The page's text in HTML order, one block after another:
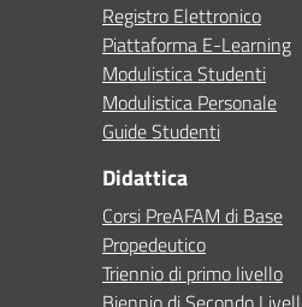
Registro Elettronico
Piattaforma E-Learning
Modulistica Studenti
Modulistica Personale
Guide Studenti
Didattica
Corsi PreAFAM di Base
Propedeutico
Triennio di primo livello